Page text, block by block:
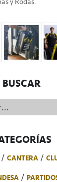
BUSCAR
CANTERA